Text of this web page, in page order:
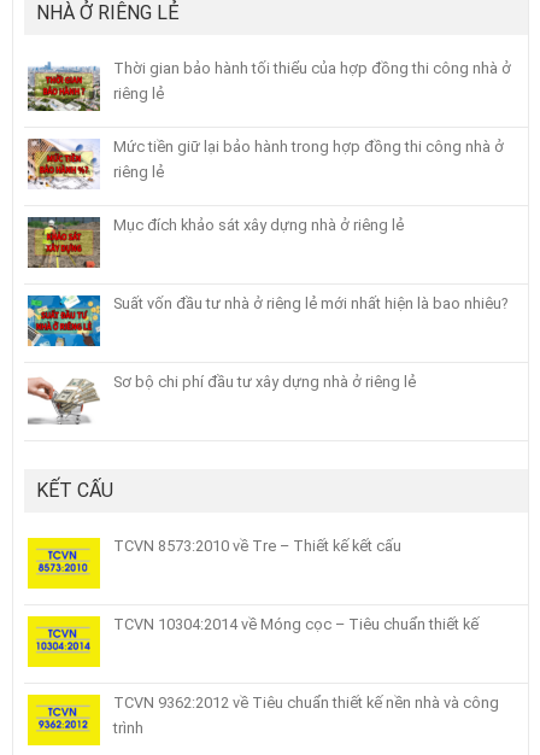
NHÀ Ở RIÊNG LẺ
Thời gian bảo hành tối thiểu của hợp đồng thi công nhà ở
riêng lẻ
Mức tiền giữ lại bảo hành trong hợp đồng thi công nhà ở
riêng lẻ
Mục đích khảo sát xây dựng nhà ở riêng lẻ
Suất vốn đầu tư nhà ở riêng lẻ mới nhất hiện là bao nhiêu?
Sơ bộ chi phí đầu tư xây dựng nhà ở riêng lẻ
KẾT CẤU
TCVN 8573:2010 về Tre – Thiết kế kết cấu
TCVN 10304:2014 về Móng cọc – Tiêu chuẩn thiết kế
TCVN 9362:2012 về Tiêu chuẩn thiết kế nền nhà và công
trình